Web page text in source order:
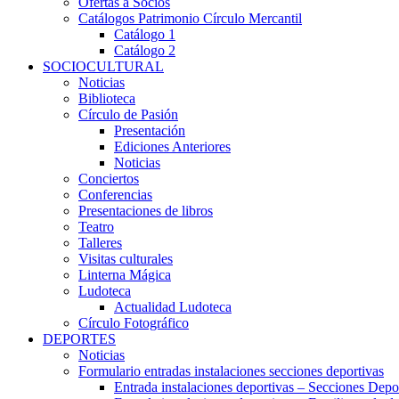
Catálogos Patrimonio Círculo Mercantil
Catálogo 1
Catálogo 2
SOCIOCULTURAL
Noticias
Biblioteca
Círculo de Pasión
Presentación
Ediciones Anteriores
Noticias
Conciertos
Conferencias
Presentaciones de libros
Teatro
Talleres
Visitas culturales
Linterna Mágica
Ludoteca
Actualidad Ludoteca
Círculo Fotográfico
DEPORTES
Noticias
Formulario entradas instalaciones secciones deportivas
Entrada instalaciones deportivas – Secciones